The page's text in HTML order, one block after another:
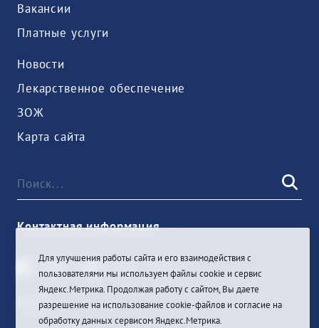
Вакансии
Платные услуги
Новости
Лекарственное обеспечение
ЗОЖ
Карта сайта
Контактная информация
Войти
Для улучшения работы сайта и его взаимодействия с
пользователями мы используем файлы cookie и сервис
Яндекс.Метрика. Продолжая работу с сайтом, Вы даете
разрешение на использование cookie-файлов и согласие на
обработку данных сервисом Яндекс.Метрика.